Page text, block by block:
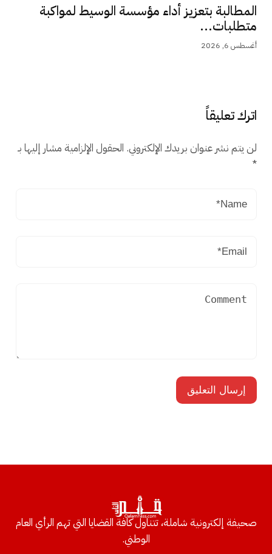
المطالبة بتعزيز أداء مؤسسة الوسيط لمواكبة
متطلبات...
أغسطس 6, 2026
اترك تعليقاً
لن يتم نشر عنوان بريدك الإلكتروني. الحقول الإلزامية مشار إليها بـ
*
صحيفة إلكترونية شاملة، تتناول كافة القضايا التي تهم الرأي العام
الوطني.